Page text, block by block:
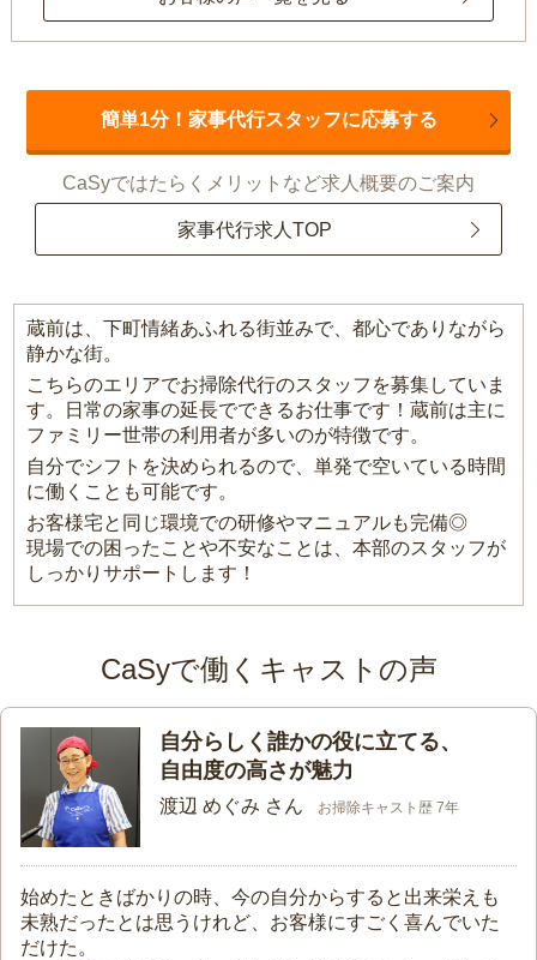
簡単1分！家事代行スタッフに応募する
CaSyではたらくメリットなど求人概要のご案内
家事代行求人TOP
蔵前は、下町情緒あふれる街並みで、都心でありながら
静かな街。
こちらのエリアでお掃除代行のスタッフを募集していま
す。日常の家事の延長でできるお仕事です！蔵前は主に
ファミリー世帯の利用者が多いのが特徴です。
自分でシフトを決められるので、単発で空いている時間
に働くことも可能です。
お客様宅と同じ環境での研修やマニュアルも完備◎
現場での困ったことや不安なことは、本部のスタッフが
しっかりサポートします！
CaSyで働くキャストの声
自分らしく誰かの役に立てる、
自由度の高さが魅力
渡辺 めぐみ さん お掃除キャスト歴 7年
始めたときばかりの時、今の自分からすると出来栄えも
未熟だったとは思うけれど、お客様にすごく喜んでいた
だけた。